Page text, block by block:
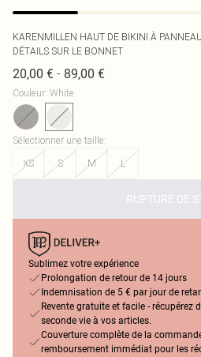
KARENMILLEN HAUT DE BIKINI À
DÉTAILS SUR LE BONNET
20,00 € - 89,00 €
Couleur: White
Sélectionner une taille:
XS
S M L
RUPTURE DE
Sublimez votre expérience
Prolongation de retour de 14 jours
Indemnisation de 5 € par jour de
Revente gratuite et facile - récupérez
seconde vie à vos articles.
Couverture complète de la
remboursement immédiat pour les